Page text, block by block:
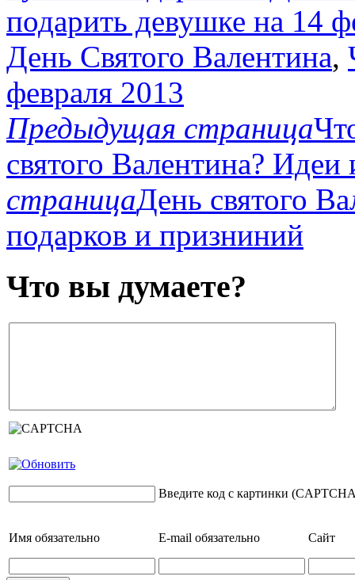
подарить девушке на 14
День Святого Валентина,
февраля 2013
Предыдущая страница
святого Валентина? Идеи
страницаДень святого
подарков и призниний
Что вы думаете?
Введите код с картинки
Имя обязательно E-mail обязательно Сайт